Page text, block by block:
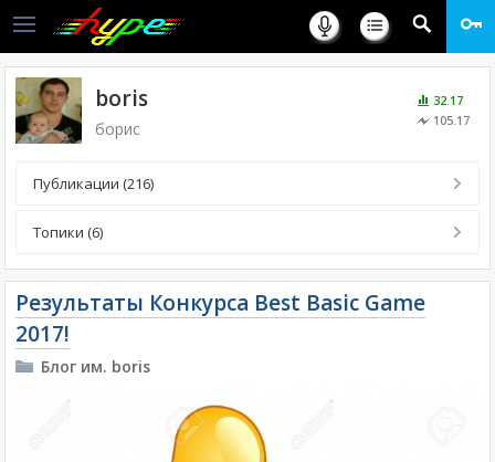
32.17
105.17
boris
борис
Публикации (216)
Топики (6)
Результаты Конкурса Best Basic Game
2017!
Блог им. boris